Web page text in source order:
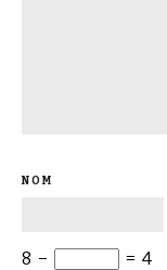
NOM
8 − = 4